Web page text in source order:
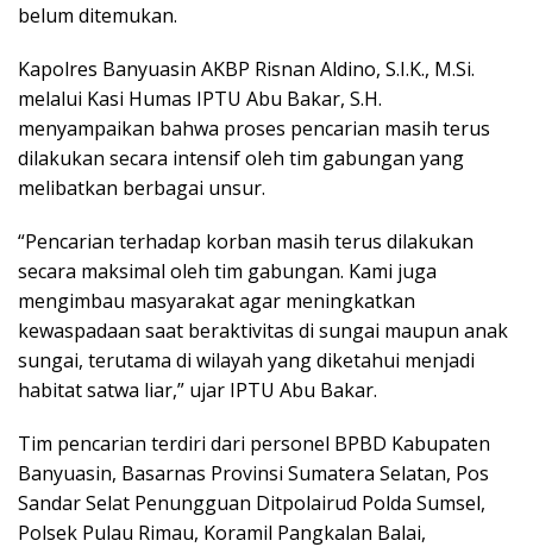
belum ditemukan.
Kapolres Banyuasin AKBP Risnan Aldino, S.I.K., M.Si.
melalui Kasi Humas IPTU Abu Bakar, S.H.
menyampaikan bahwa proses pencarian masih terus
dilakukan secara intensif oleh tim gabungan yang
melibatkan berbagai unsur.
“Pencarian terhadap korban masih terus dilakukan
secara maksimal oleh tim gabungan. Kami juga
mengimbau masyarakat agar meningkatkan
kewaspadaan saat beraktivitas di sungai maupun anak
sungai, terutama di wilayah yang diketahui menjadi
habitat satwa liar,” ujar IPTU Abu Bakar.
Tim pencarian terdiri dari personel BPBD Kabupaten
Banyuasin, Basarnas Provinsi Sumatera Selatan, Pos
Sandar Selat Penungguan Ditpolairud Polda Sumsel,
Polsek Pulau Rimau, Koramil Pangkalan Balai,